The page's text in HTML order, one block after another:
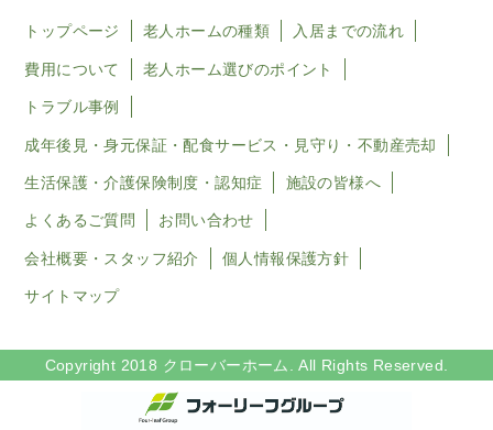
トップページ 老人ホームの種類 入居までの流れ
費用について 老人ホーム選びのポイント
トラブル事例
成年後見・身元保証・配食サービス・見守り・不動産売却
生活保護・介護保険制度・認知症 施設の皆様へ
よくあるご質問 お問い合わせ
会社概要・スタッフ紹介 個人情報保護方針
サイトマップ
Copyright 2018 クローバーホーム. All Rights Reserved.